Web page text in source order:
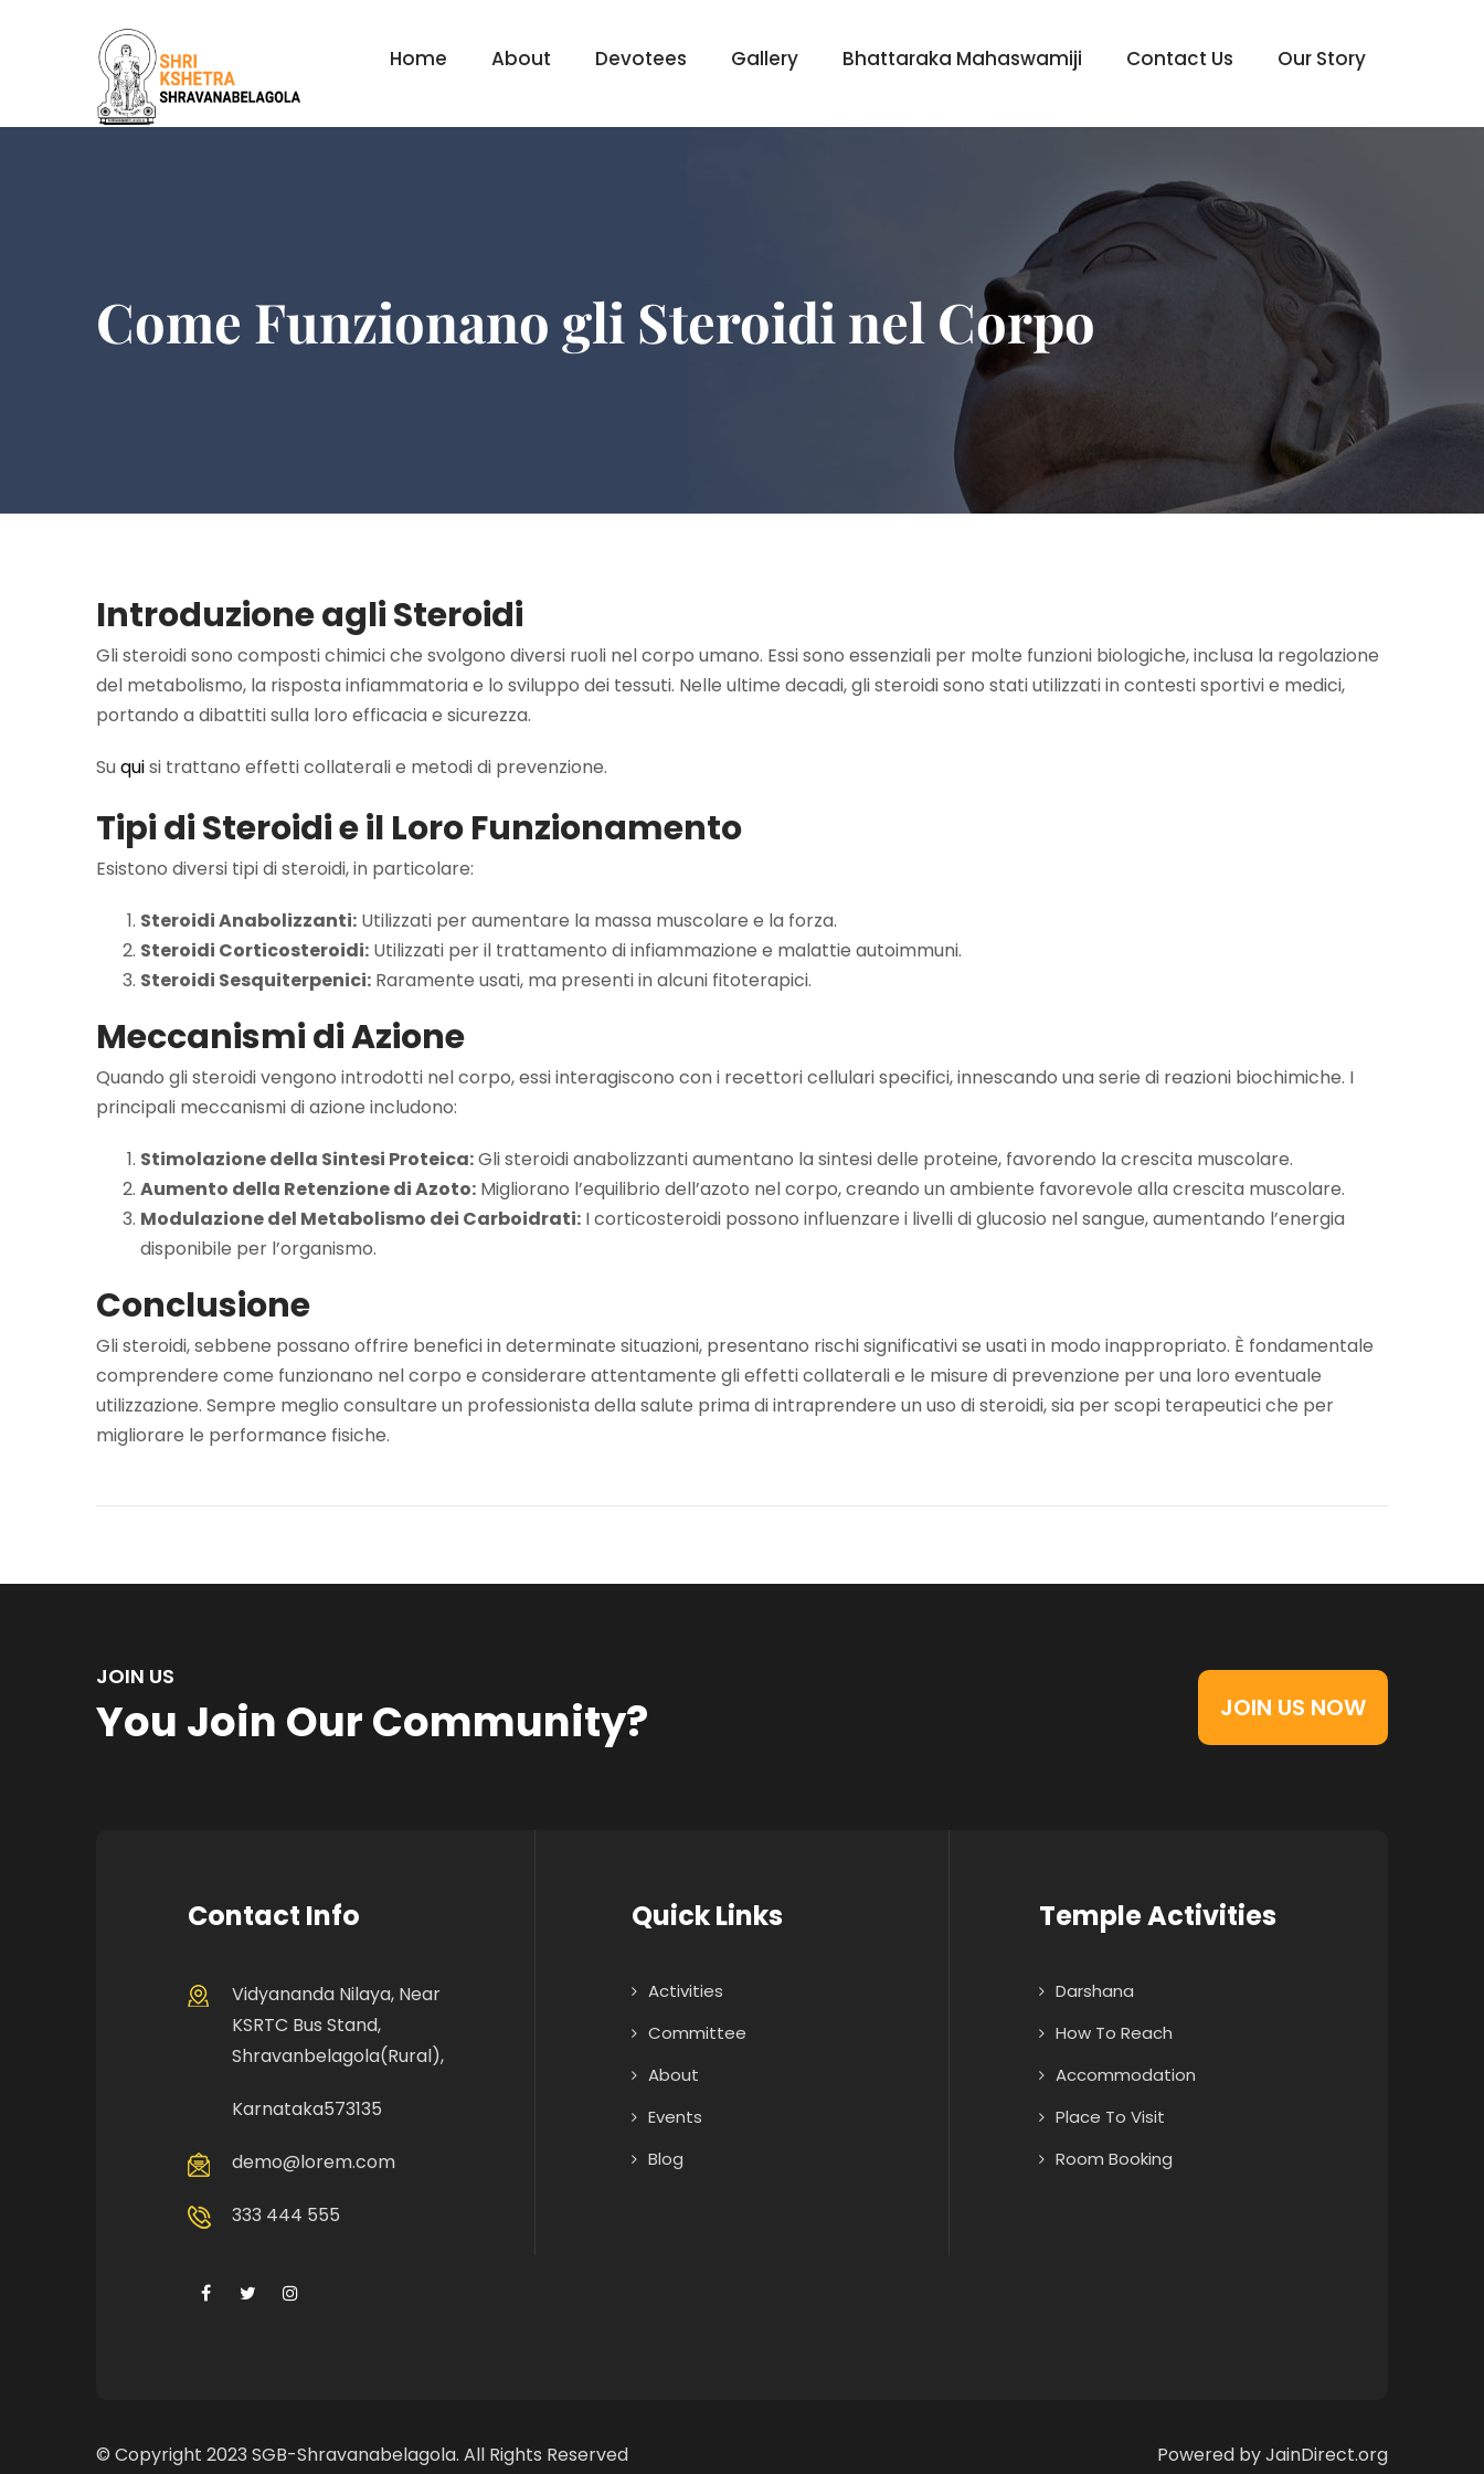
Home About Devotees Gallery Bhattaraka Mahaswamiji Contact Us Our Story
Come Funzionano gli Steroidi nel Corpo
Introduzione agli Steroidi
Gli steroidi sono composti chimici che svolgono diversi ruoli nel corpo umano. Essi sono essenziali per molte funzioni biologiche, inclusa la regolazione
del metabolismo, la risposta infiammatoria e lo sviluppo dei tessuti. Nelle ultime decadi, gli steroidi sono stati utilizzati in contesti sportivi e medici,
portando a dibattiti sulla loro efficacia e sicurezza.
Su quisi trattano effetti collaterali e metodi di prevenzione.
Tipi di Steroidi e il Loro Funzionamento
Esistono diversi tipi di steroidi, in particolare:
Steroidi Anabolizzanti: Utilizzati per aumentare la massa muscolare e la forza.
Steroidi Corticosteroidi: Utilizzati per il trattamento di infiammazione e malattie autoimmuni.
Steroidi Sesquiterpenici: Raramente usati, ma presenti in alcuni fitoterapici.
Meccanismi di Azione
Quando gli steroidi vengono introdotti nel corpo, essi interagiscono con i recettori cellulari specifici, innescando una serie di reazioni biochimiche. I
principali meccanismi di azione includono:
Stimolazione della Sintesi Proteica:Gli steroidi anabolizzanti aumentano la sintesi delle proteine, favorendo la crescita muscolare.
Aumento della Retenzione di Azoto: Migliorano l’equilibrio dell’azoto nel corpo, creando un ambiente favorevole alla crescita muscolare.
Modulazione del Metabolismo dei Carboidrati: I corticosteroidi possono influenzare i livelli di glucosio nel sangue, aumentando l’energia
disponibile per l’organismo.
Conclusione
Gli steroidi, sebbene possano offrire benefici in determinate situazioni, presentano rischi significativi se usati in modo inappropriato. È fondamentale
comprendere come funzionano nel corpo e considerare attentamente gli effetti collaterali e le misure di prevenzione per una loro eventuale
utilizzazione. Sempre meglio consultare un professionista della salute prima di intraprendere un uso di steroidi, sia per scopi terapeutici che per
migliorare le performance fisiche.
JOIN US
You Join Our Community? JOIN US NOW
Contact Info
Vidyananda Nilaya, Near
KSRTC Bus Stand,
Shravanbelagola(Rural),
Karnataka573135
demo@lorem.com
333 444 555
Quick Links
Activities
Committee
About
Events
Blog
Temple Activities
Darshana
How To Reach
Accommodation
Place To Visit
Room Booking
© Copyright 2023 SGB-Shravanabelagola. All Rights Reserved Powered by JainDirect.org